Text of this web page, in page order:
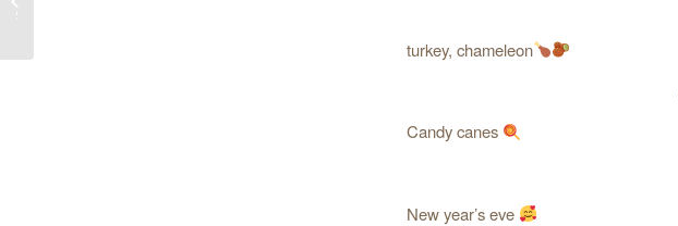
turkey, chameleon
Candy canes
New year’s eve